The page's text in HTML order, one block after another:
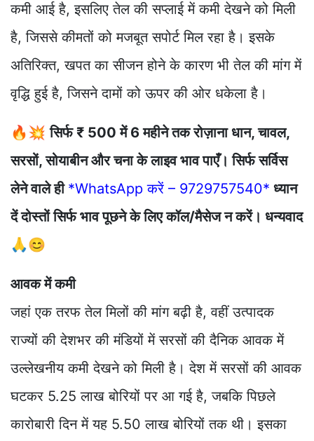
कमी आई है, इसलिए तेल की सप्लाई में कमी देखने को मिली
है, जिससे कीमतों को मजबूत सपोर्ट मिल रहा है। इसके
अतिरिक्त, खपत का सीजन होने के कारण भी तेल की मांग में
वृद्धि हुई है, जिसने दामों को ऊपर की ओर धकेला है।
🔥💥सिर्फ ₹ 500 में 6 महीने तक रोज़ाना धान, चावल,
सरसों, सोयाबीन और चना के लाइव भाव पाएँ। सिर्फ सर्विस
लेने वाले ही *WhatsApp करें – 9729757540* ध्यान
दें दोस्तों सिर्फ भाव पूछने के लिए कॉल/मैसेज न करें। धन्यवाद
🙏😊
आवक में कमी
जहां एक तरफ तेल मिलों की मांग बढ़ी है, वहीं उत्पादक
राज्यों की देशभर की मंडियों में सरसों की दैनिक आवक में
उल्लेखनीय कमी देखने को मिली है। देश में सरसों की आवक
घटकर 5.25 लाख बोरियों पर आ गई है, जबकि पिछले
कारोबारी दिन में यह 5.50 लाख बोरियों तक थी। इसका